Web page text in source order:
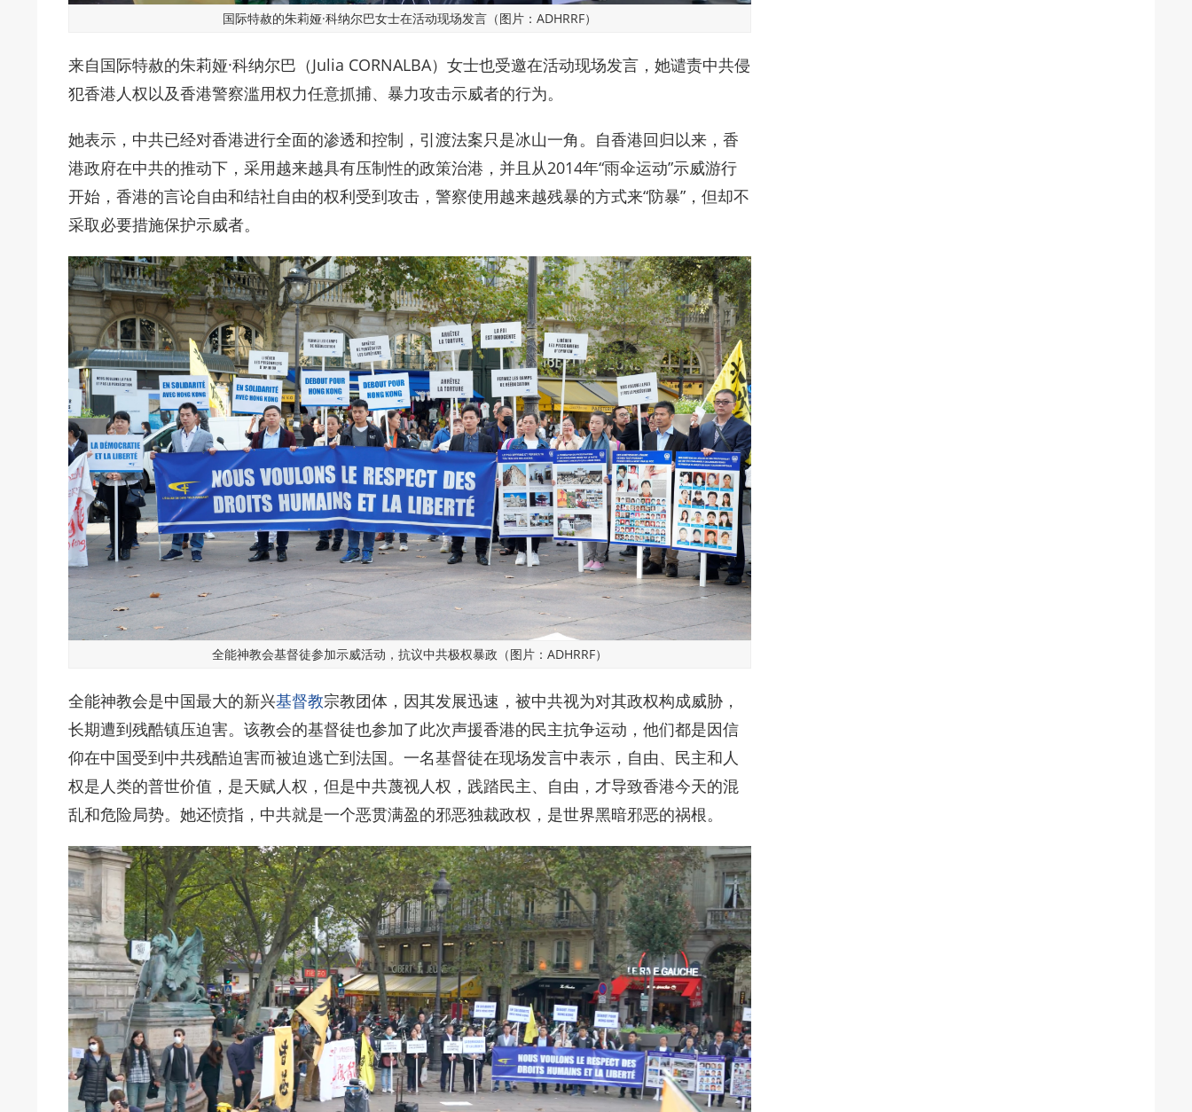
国际特赦的朱莉娅·科纳尔巴女士在活动现场发言（图片：ADHRRF）
来自国际特赦的朱莉娅·科纳尔巴（Julia CORNALBA）女士也受邀在活动现场发言，她谴责中共侵
犯香港人权以及香港警察滥用权力任意抓捕、暴力攻击示威者的行为。
她表示，中共已经对香港进行全面的渗透和控制，引渡法案只是冰山一角。自香港回归以来，香
港政府在中共的推动下，采用越来越具有压制性的政策治港，并且从2014年“雨伞运动”示威游行
开始，香港的言论自由和结社自由的权利受到攻击，警察使用越来越残暴的方式来“防暴”，但却不
采取必要措施保护示威者。
全能神教会基督徒参加示威活动，抗议中共极权暴政（图片：ADHRRF）
全能神教会是中国最大的新兴基督教宗教团体，因其发展迅速，被中共视为对其政权构成威胁，
长期遭到残酷镇压迫害。该教会的基督徒也参加了此次声援香港的民主抗争运动，他们都是因信
仰在中国受到中共残酷迫害而被迫逃亡到法国。一名基督徒在现场发言中表示，自由、民主和人
权是人类的普世价值，是天赋人权，但是中共蔑视人权，践踏民主、自由，才导致香港今天的混
乱和危险局势。她还愤指，中共就是一个恶贯满盈的邪恶独裁政权，是世界黑暗邪恶的祸根。